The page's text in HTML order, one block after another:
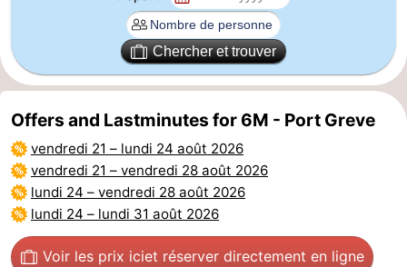
Route
-
Stationnement
Courtier
Adresses
Médicales
Région
Chercher et trouver
Offers and Lastminutes for 6M - Port Greve
vendredi 21 – lundi 24 août 2026
vendredi 21 – vendredi 28 août 2026
lundi 24 – vendredi 28 août 2026
lundi 24 – lundi 31 août 2026
Voir les prix iciet réserver directement en ligne